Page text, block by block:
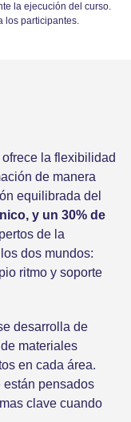
la ejecución del curso.
los participantes.
ofrece la flexibilidad
de manera
equilibrada del
y un 30% de
de la
dos mundos:
ritmo y soporte
desarrolla de
materiales
en cada área.
están pensados
clave cuando